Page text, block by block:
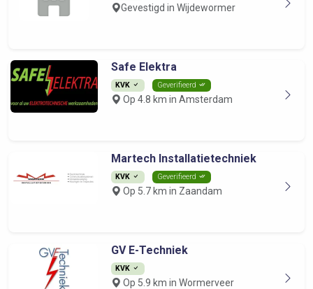
Gevestigd in Wijdewormer
Safe Elektra
KVK Geverifieerd
Op 4.8 km in Amsterdam
Martech Installatietechniek
KVK Geverifieerd
Op 5.7 km in Zaandam
GV E-Techniek
KVK
Op 5.9 km in Wormerveer